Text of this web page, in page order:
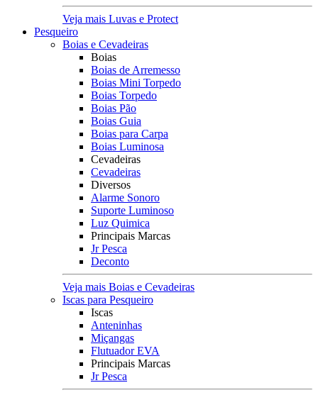
Veja mais Luvas e Protect
Pesqueiro
Boias e Cevadeiras
Boias
Boias de Arremesso
Boias Mini Torpedo
Boias Torpedo
Boias Pão
Boias Guia
Boias para Carpa
Boias Luminosa
Cevadeiras
Cevadeiras
Diversos
Alarme Sonoro
Suporte Luminoso
Luz Quimica
Principais Marcas
Jr Pesca
Deconto
Veja mais Boias e Cevadeiras
Iscas para Pesqueiro
Iscas
Anteninhas
Miçangas
Flutuador EVA
Principais Marcas
Jr Pesca